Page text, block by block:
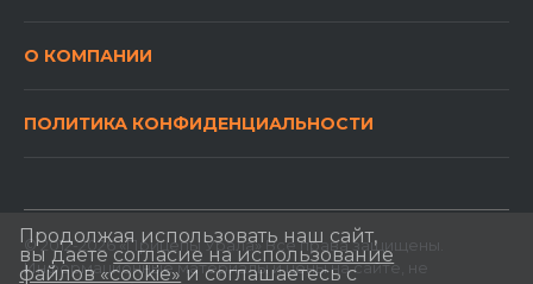
О КОМПАНИИ
ПОЛИТИКА КОНФИДЕНЦИАЛЬНОСТИ
© 2012-2026 «Прицепы Урала» Все права защищены.
Информационные материалы и цены на сайте, не
Продолжая использовать наш сайт,
вы даете согласие на использование
файлов «cookie» и соглашаетесь с